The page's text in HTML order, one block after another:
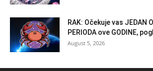
RAK: Očekuje vas JEDAN
PERIODA ove GODINE,
August 5, 2026